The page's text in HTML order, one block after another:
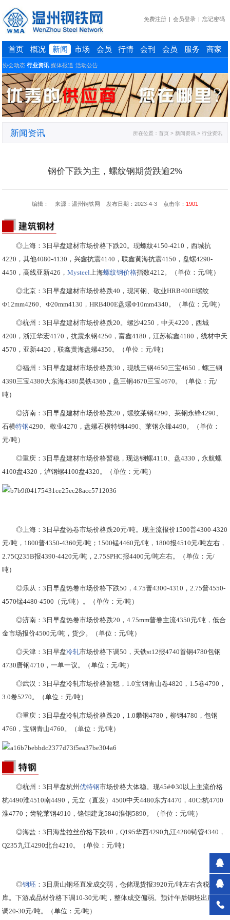
免费注册 会员登录 忘记密码
首页 概况 新闻 市场 会员 行情 会刊 会员 服务 商家
协会动态 行业资讯 媒体报道 活动公告
所在位置： 首页> 新闻资讯 > 行业资讯
新闻资讯
钢价下跌为主，螺纹钢期货跌逾2%
编辑： 来源：温州钢铁网 发布日期：2023-4-3 点击率： 1901
◎上海：3日早盘建材市场价格下跌20。现螺纹4150-4210，西城抗
4220，其他4080-4130，兴鑫抗震4140，联鑫黄海抗震4150，盘螺4290-
4450，高线亚新426，Mysteel上海螺纹钢价格指数4212。（单位：元/吨）
◎北京：3日早盘建材市场价格跌40，现河钢、敬业HRB400E螺纹
Ф12mm4260、Ф20mm4130，HRB400E盘螺Ф10mm4340。（单位：元/吨）
◎杭州：3日早盘建材市场价格跌20。螺沙4250，中天4220，西城
4200，浙江华宏4170，抗震永钢4250，富鑫4180，江苏镔鑫4180，线材中天
4570，亚新4420，联鑫黄海盘螺4350。（单位：元/吨）
◎福州：3日早盘建材市场价格跌30，现线三钢4650三宝4650，螺三钢
4390三宝4380大东海4380吴铁4360，盘三钢4670三宝4670。（单位：元/
吨）
◎济南：3日早盘建材市场价格跌20，螺纹莱钢4290、莱钢永锋4290、
石横特钢4290、敬业4270，盘螺石横特钢4490、莱钢永锋4490。（单位：
元/吨）
◎重庆：3日早盘建材市场价格暂稳，现达钢螺4110、盘4330，永航螺
4100盘4320，泸钢螺4100盘4320。（单位：元/吨）
◎上海：3日早盘热卷市场价格跌20元/吨。现主流报价1500普4300-4320
元/吨，1800普4350-4360元/吨；1500锰4460元/吨，1800报4510元/吨左右，
2.75Q235B报4390-4420元/吨，2.75SPHC报4400元/吨左右。（单位：元/
吨）
◎乐从：3日早盘热卷市场价格下跌50，4.75普4300-4310，2.75普4550-
4570锰4480-4500（元/吨）。（单位：元/吨）
◎济南：3日早盘热卷市场价格跌20，4.75mm普卷主流4350元/吨，低合
金市场报价4500元/吨，货少。（单位：元/吨）
◎天津：3日早盘冷轧市场价格下调50，天铁st12报4740首钢4780包钢
4730唐钢4710，一单一议。（单位：元/吨）
◎武汉：3日早盘冷轧市场价格暂稳，1.0宝钢青山卷4820，1.5卷4790，
3.0卷5270。（单位：元/吨）
◎重庆：3日早盘冷轧市场价格跌20，1.0攀钢4780，柳钢4780，包钢
4760，宝钢青山4760。（单位：元/吨）
◎杭州：3日早盘杭州 优特钢市场价格大体稳。现45#Φ30以上主流价格
杭4490淮4510南4490，元立（直发）4500中天4480东方4470，40Cr杭4700
淮4770；齿轮莱钢4910，铬钼建龙5840淮钢5890。（单位：元/吨）
◎海盐：3日海盐拉丝价格下跌40，Q195华西4290九江4280铸管4340，
Q235九江4290北台4210。（单位：元/吨）
◎钢坯：3日唐山钢坯直发成交弱，仓储现货报3920元/吨左右含税出
库。下游成品材价格下调10-30元/吨，整体成交偏弱。预计午后钢坯出厂价下
调20-30元/吨。（单位：元/吨）